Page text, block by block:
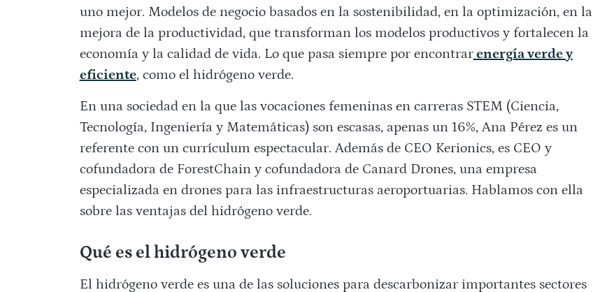
uno mejor. Modelos de negocio basados en la sostenibilidad, en la optimización, en la
mejora de la productividad, que transforman los modelos productivos y fortalecen la
economía y la calidad de vida. Lo que pasa siempre por encontrarenergía verde y
eficiente, como el hidrógeno verde.
En una sociedad en la que las vocaciones femeninas en carreras STEM (Ciencia,
Tecnología, Ingeniería y Matemáticas) son escasas, apenas un 16%, Ana Pérez es un
referente con un currículum espectacular. Además de CEO Kerionics, es CEO y
cofundadora de ForestChain y cofundadora de Canard Drones, una empresa
especializada en drones para las infraestructuras aeroportuarias. Hablamos con ella
sobre las ventajas del hidrógeno verde.
Qué es el hidrógeno verde
El hidrógeno verde es una de las soluciones para descarbonizar importantes sectores